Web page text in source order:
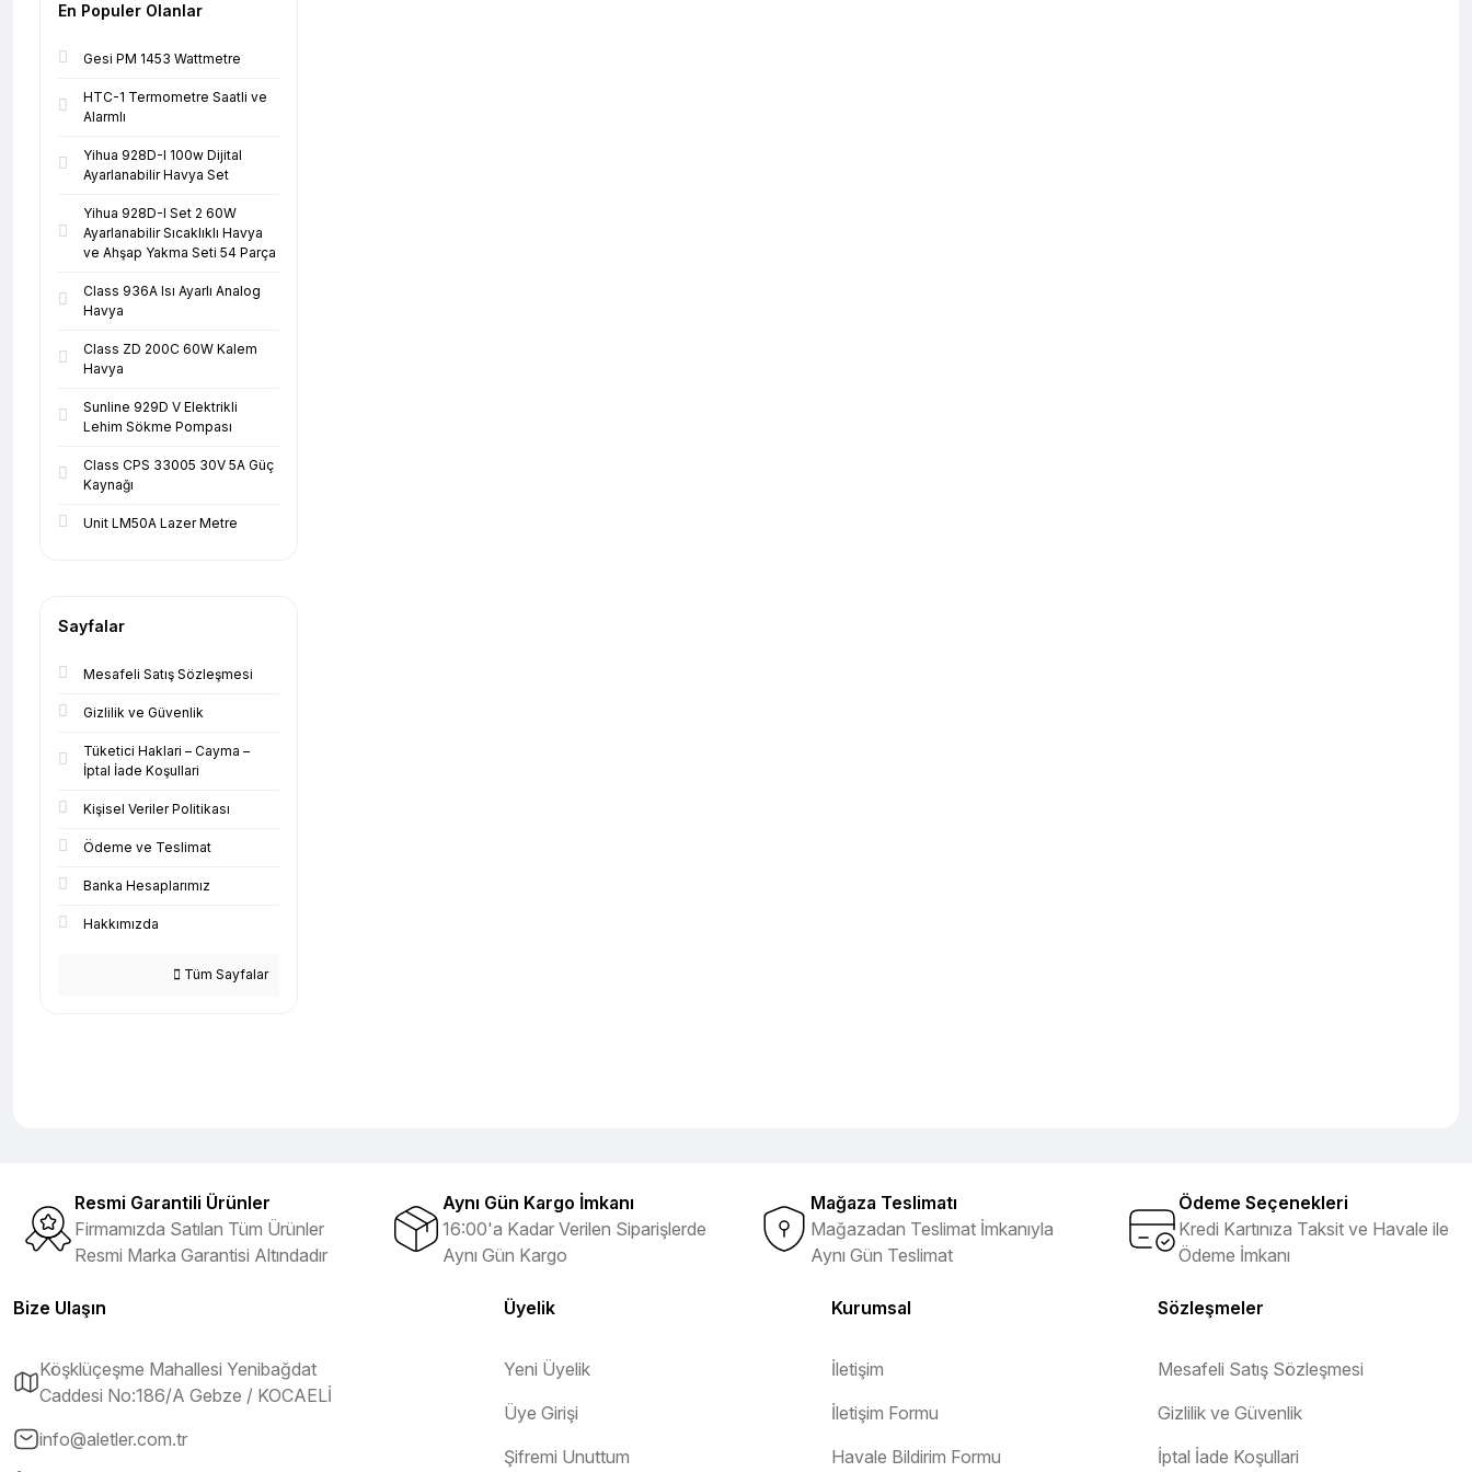
En Populer Olanlar
Gesi PM 1453 Wattmetre
HTC-1 Termometre Saatli ve
Alarmlı
Yihua 928D-I 100w Dijital
Ayarlanabilir Havya Set
Yihua 928D-I Set 2 60W
Ayarlanabilir Sıcaklıklı Havya
ve Ahşap Yakma Seti 54 Parça
Class 936A Isı Ayarlı Analog
Havya
Class ZD 200C 60W Kalem
Havya
Sunline 929D V Elektrikli
Lehim Sökme Pompası
Class CPS 33005 30V 5A Güç
Kaynağı
Unit LM50A Lazer Metre
Sayfalar
Mesafeli Satış Sözleşmesi
Gizlilik ve Güvenlik
Tüketici Haklari – Cayma –
İptal İade Koşullari
Kişisel Veriler Politikası
Ödeme ve Teslimat
Banka Hesaplarımız
Hakkımızda
Tüm Sayfalar
Resmi Garantili Ürünler
Firmamızda Satılan Tüm Ürünler
Resmi Marka Garantisi Altındadır
Aynı Gün Kargo İmkanı
16:00'a Kadar Verilen Siparişlerde
Aynı Gün Kargo
Mağaza Teslimatı
Mağazadan Teslimat İmkanıyla
Aynı Gün Teslimat
Ödeme Seçenekleri
Kredi Kartınıza Taksit ve Havale ile
Ödeme İmkanı
Bize Ulaşın
Köşklüçeşme Mahallesi Yenibağdat
Caddesi No:186/A Gebze / KOCAELİ
info@aletler.com.tr
Üyelik
Yeni Üyelik
Üye Girişi
Şifremi Unuttum
Kurumsal
İletişim
İletişim Formu
Havale Bildirim Formu
Sözleşmeler
Mesafeli Satış Sözleşmesi
Gizlilik ve Güvenlik
İptal İade Koşullari